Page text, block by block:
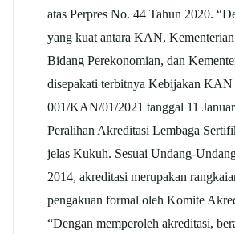
atas Perpres No. 44 Tahun 2020.
yang kuat antara KAN,
Bidang Perekonomian, dan
disepakati terbitnya Kebijakan
001/KAN/01/2021 tanggal 11
Peralihan Akreditasi Lembaga
jelas Kukuh. Sesuai Undang-
2014, akreditasi merupakan
pengakuan formal oleh Komite
“Dengan memperoleh akreditasi,